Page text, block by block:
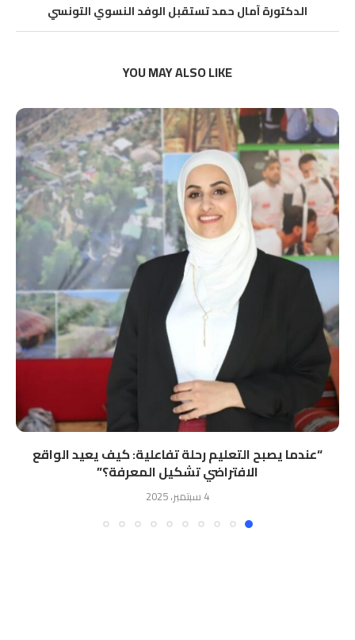
الدكتورة آمال حمد تستقبل الوفد النسوي التونسي
YOU MAY ALSO LIKE
“ﻋﻨﺪﻣﺎ ﻳﺼﺒﺢ اﻟﺘﻌﻠﻴﻢ رﺣﻠﺔ ﺗﻔﺎﻋﻠﻴﺔ: ﻛﻴﻒ ﻳﻌﻴﺪ اﻟﻮاﻗﻊ
اﻻﻓﺘﺮاﺿﻲ ﺗﺸﻜﻴﻞ اﻟﻤﻌﺮﻓﺔ؟”
4 سبتمبر، 2025